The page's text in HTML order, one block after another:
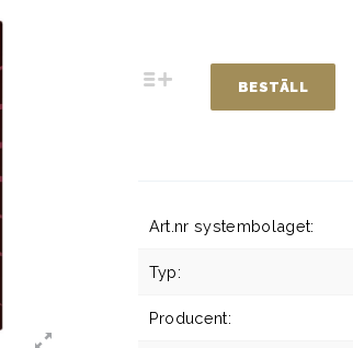
BESTÄLL
Art.nr systembolaget:
Typ:
Producent: